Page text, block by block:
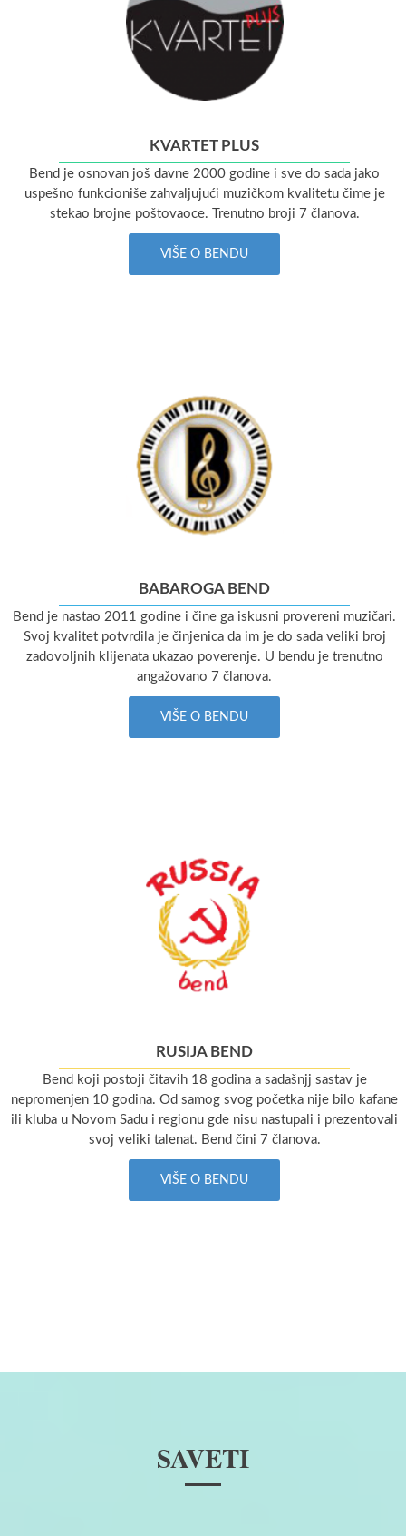
KVARTET PLUS
Bend je osnovan još davne 2000 godine i sve do sada jako
uspešno funkcioniše zahvaljujući muzičkom kvalitetu čime je
stekao brojne poštovaoce. Trenutno broji 7 članova.
VIŠE O BENDU
BABAROGA BEND
Bend je nastao 2011 godine i čine ga iskusni provereni muzičari.
Svoj kvalitet potvrdila je činjenica da im je do sada veliki broj
zadovoljnih klijenata ukazao poverenje. U bendu je trenutno
angažovano 7 članova.
VIŠE O BENDU
RUSIJA BEND
Bend koji postoji čitavih 18 godina a sadašnjj sastav je
nepromenjen 10 godina. Od samog svog početka nije bilo kafane
ili kluba u Novom Sadu i regionu gde nisu nastupali i prezentovali
svoj veliki talenat. Bend čini 7 članova.
VIŠE O BENDU
SAVETI